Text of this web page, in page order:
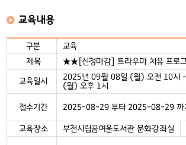
교육내용
구분
교육
제목
★★[신청마감] 트라우마 치유 프로
교육일시
2025년 09월 08일 (월) 오전 10시
(월) 오후 1시
접수기간 2025-08-29 부터 2025-08-29 까
교육장소 부천시립꿈여울도서관 문화강좌실